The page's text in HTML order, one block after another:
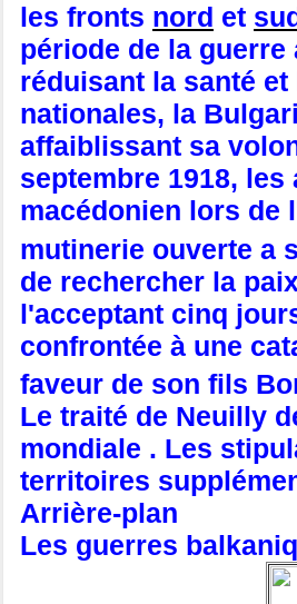
les fronts nord et
période de la
réduisant la santé
nationales, la
affaiblissant sa
septembre 1918,
macédonien lors de
mutinerie ouverte a
de rechercher la
l'acceptant cinq
confrontée à une
faveur de son fils
Le traité de Neuilly
mondiale . Les
territoires
Arrière-plan
Les guerres